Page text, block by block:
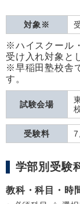
対象※
※ハイスクール
受け入れ対象と
※早稲田塾校舎
す。
試験会場
受験料
学部別受験
教科・科目・時